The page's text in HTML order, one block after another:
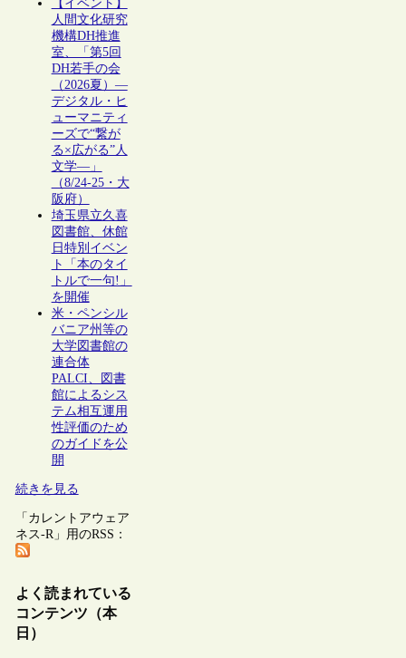
【イベント】
人間文化研究
機構DH推進
室、「第5回
DH若手の会
（2026夏）―
デジタル・ヒ
ューマニティ
ーズで“繋が
る×広がる”人
文学―」
（8/24-25・大
阪府）
埼玉県立久喜
図書館、休館
日特別イベン
ト「本のタイ
トルで一句!」
を開催
米・ペンシル
バニア州等の
大学図書館の
連合体
PALCI、図書
館によるシス
テム相互運用
性評価のため
のガイドを公
開
続きを見る
「カレントアウェア
ネス-R」用のRSS：
よく読まれている
コンテンツ（本
日）